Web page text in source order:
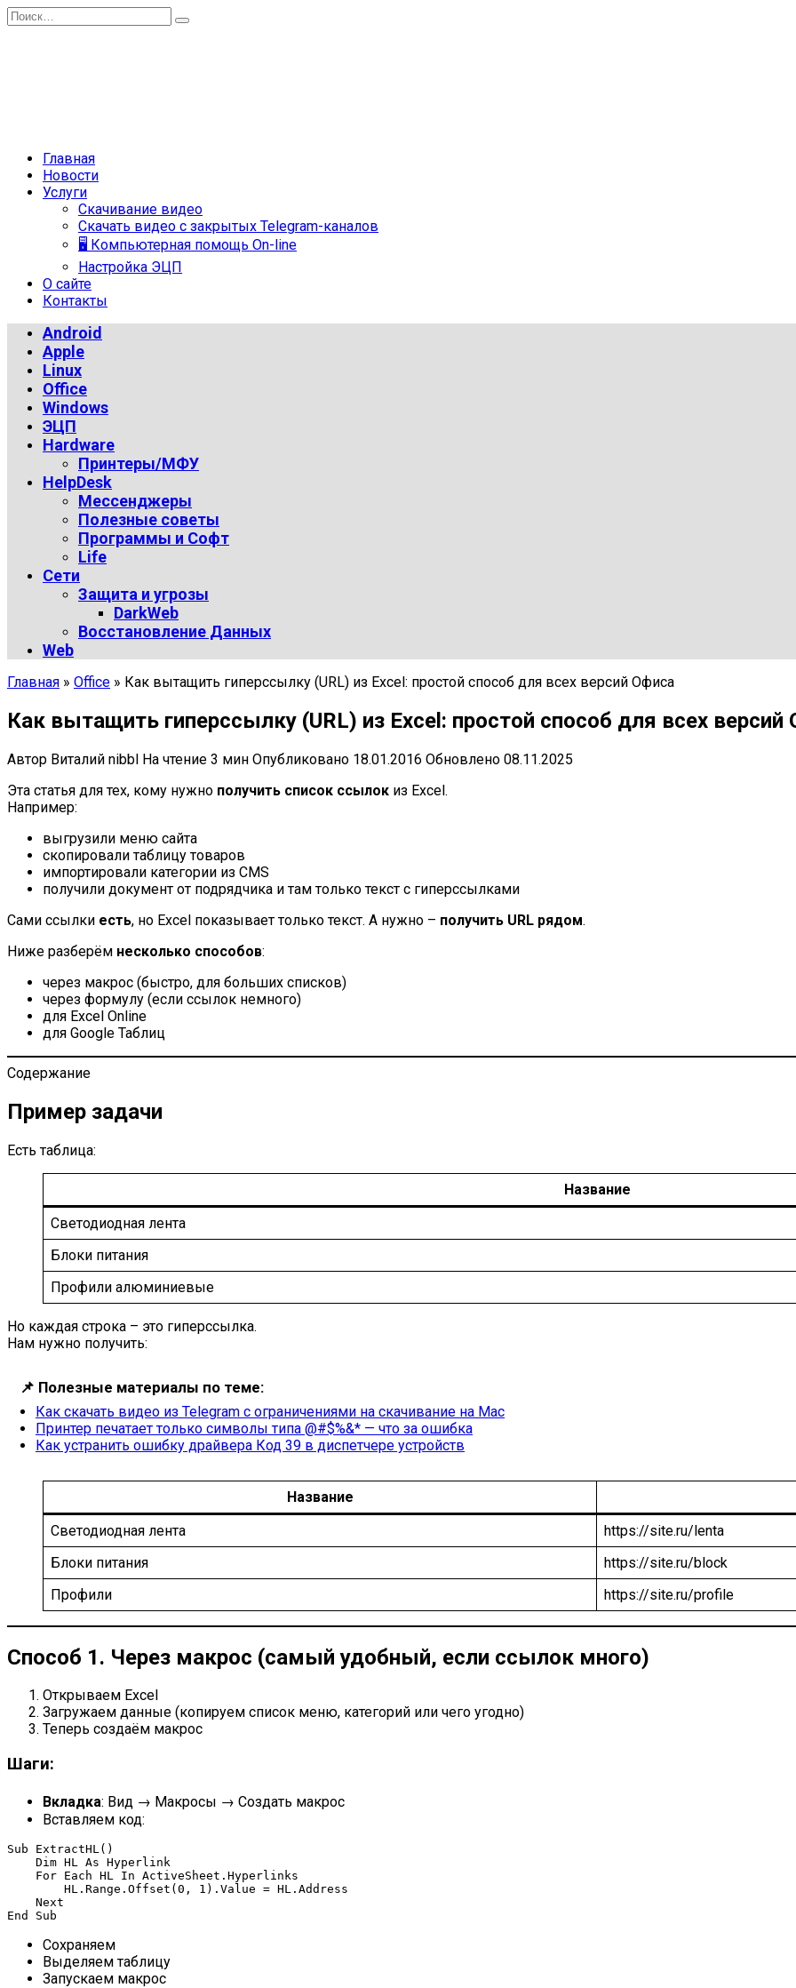
Перейти
к
Search
for:
Главная
Новости
Услуги
Скачивание видео
Скачать видео с закрытых Telegram-каналов
🖥 Компьютерная помощь On-line
Настройка ЭЦП
О сайте
Контакты
Android
Apple
Linux
Office
Windows
ЭЦП
Hardware
Принтеры/МФУ
HelpDesk
Мессенджеры
Полезные советы
Программы и Софт
Life
Сети
Защита и угрозы
DarkWeb
Восстановление Данных
Web
Главная » Office » Как вытащить гиперссылку (URL) из Excel: простой способ для всех версий Офиса
Как вытащить гиперссылку (URL) из Excel: простой способ для всех версий
Автор Виталий nibbl На чтение 3 мин Опубликовано 18.01.2016 Обновлено 08.11.2025
Эта статья для тех, кому нужно получить список ссылок из Excel.
Например:
выгрузили меню сайта
скопировали таблицу товаров
импортировали категории из CMS
получили документ от подрядчика и там только текст с гиперссылками
Сами ссылки есть, но Excel показывает только текст. А нужно – получить URL рядом.
Ниже разберём несколько способов:
через макрос (быстро, для больших списков)
через формулу (если ссылок немного)
для Excel Online
для Google Таблиц
Содержание
Пример задачи
Есть таблица:
Название
Светодиодная лента
Блоки питания
Профили алюминиевые
Но каждая строка – это гиперссылка.
Нам нужно получить:
📌 Полезные материалы по теме:
Как скачать видео из Telegram с ограничениями на скачивание на Mac
Принтер печатает только символы типа @#$%&* — что за ошибка
Как устранить ошибку драйвера Код 39 в диспетчере устройств
Название
Светодиодная лента
https://site.ru/lenta
Блоки питания
https://site.ru/block
Профили
https://site.ru/profile
Способ 1. Через макрос (самый удобный, если ссылок много)
Открываем Excel
Загружаем данные (копируем список меню, категорий или чего угодно)
Теперь создаём макрос
Шаги:
Вкладка: Вид → Макросы → Создать макрос
Вставляем код:
Sub ExtractHL()
Сохраняем
Выделяем таблицу
Запускаем макрос